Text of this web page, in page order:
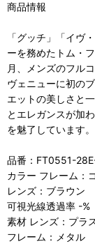
商品情報
「グッチ」「イヴ
ーを務めたトム・
月、メンズのフル
ヴェニューに初の
エットの美しさと
とエレガンスが加
を魅了しています。
品番：FT0551-
カラー フレーム：
レンズ：ブラウン
可視光線透過率 -%
素材 レンズ：プラ
フレーム：メタル